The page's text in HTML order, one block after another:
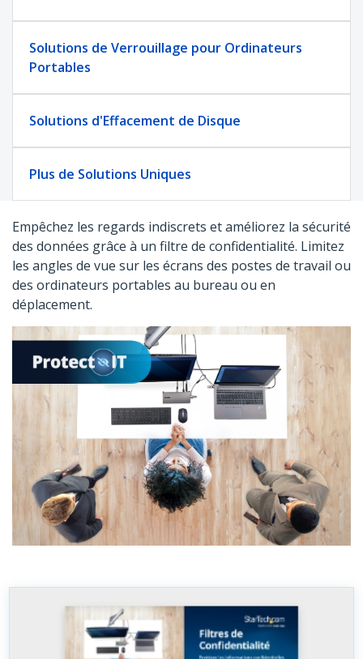
Solutions de Verrouillage pour Ordinateurs
Portables
Solutions d'Effacement de Disque
Plus de Solutions Uniques
Empêchez les regards indiscrets et améliorez la sécurité
des données grâce à un filtre de confidentialité. Limitez
les angles de vue sur les écrans des postes de travail ou
des ordinateurs portables au bureau ou en
déplacement.